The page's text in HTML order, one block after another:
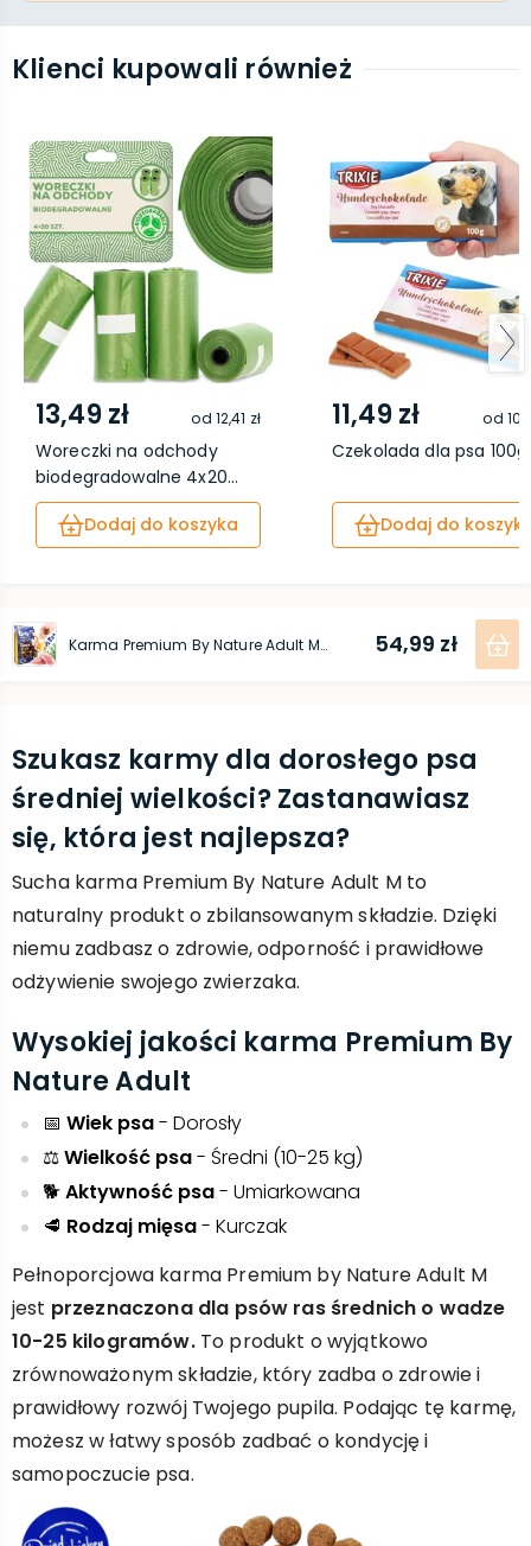
Klienci kupowali również
13,49 zł od 12,41 zł
Woreczki na odchody
biodegradowalne 4x20...
Dodaj do koszyka
11,49 zł od
Czekolada dla psa 100g
Dodaj do
Karma Premium By Nature Adult M 3 kg 54,99 zł
Szukasz karmy dla dorosłego psa
średniej wielkości? Zastanawiasz
się, która jest najlepsza?
Sucha karma Premium By Nature Adult M to
naturalny produkt o zbilansowanym składzie. Dzięki
niemu zadbasz o zdrowie, odporność i prawidłowe
odżywienie swojego zwierzaka.
Wysokiej jakości karma Premium By
Nature Adult
​📅 Wiek psa- Dorosły
​⚖️Wielkość psa- Średni (10-25 kg)
🐕Aktywność psa- Umiarkowana
🥩 Rodzaj mięsa- Kurczak
Pełnoporcjowa karma Premium by Nature Adult M
jest przeznaczona dla psów ras średnich o wadze
10-25 kilogramów.To produkt o wyjątkowo
zrównoważonym składzie, który zadba o zdrowie i
prawidłowy rozwój Twojego pupila. Podając tę karmę,
możesz w łatwy sposób zadbać o kondycję i
samopoczucie psa.